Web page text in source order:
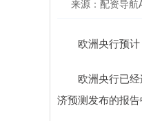
来源：配资导航
欧洲央行预计，
欧洲央行已经
济预测发布的报